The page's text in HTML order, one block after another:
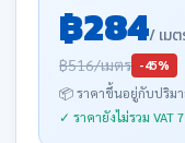
฿284/ เมต
฿516/เมตร -45%
📦 ราคาขึ้นอยู่กับปริม
✓ ราคายังไม่รวม VAT